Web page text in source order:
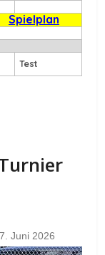
Spielplan
Test
Juni 2026